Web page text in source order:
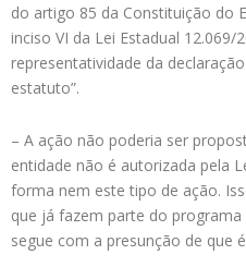
do artigo 85 da Constituição do
inciso VI da Lei Estadual
representatividade da
estatuto”.
– A ação não poderia ser
entidade não é autorizada pela
forma nem este tipo de ação.
que já fazem parte do programa
segue com a presunção de que